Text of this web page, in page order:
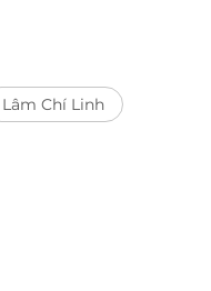
Lâm Chí Linh